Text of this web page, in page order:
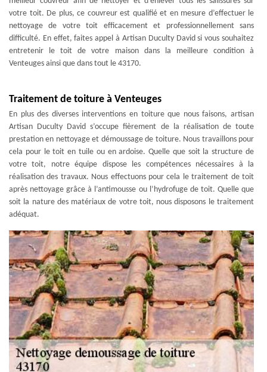
votre toit. De plus, ce couvreur est qualifié et en mesure d’effectuer le
nettoyage de votre toit efficacement et professionnellement sans
difficulté. En effet, faites appel à Artisan Duculty David si vous souhaitez
entretenir le toit de votre maison dans la meilleure condition à
Venteuges ainsi que dans tout le 43170.
Traitement de toiture à Venteuges
En plus des diverses interventions en toiture que nous faisons, artisan
Artisan Duculty David s’occupe fièrement de la réalisation de toute
prestation en nettoyage et démoussage de toiture. Nous travaillons pour
cela pour le toit en tuile ou en ardoise. Quelle que soit la structure de
votre toit, notre équipe dispose les compétences nécessaires à la
réalisation des travaux. Nous effectuons pour cela le traitement de toit
après nettoyage grâce à l’antimousse ou l’hydrofuge de toit. Quelle que
soit la nature des matériaux de votre toit, nous disposons le traitement
adéquat.